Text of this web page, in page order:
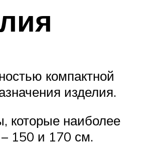
компактной
изделия.
которые наиболее
150 и 170 см.